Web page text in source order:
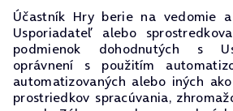
Účastník Hry berie na vedomie
Usporiadateľ alebo
podmienok dohodnutých s
oprávnení s použitím
automatizovaných alebo iných
prostriedkov spracúvania,